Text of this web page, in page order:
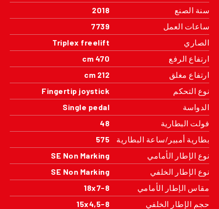
سنة الصنع
2018
ساعات العمل
7739
الصاري
Triplex freelift
ارتفاع الرفع
470 cm
ارتفاع مغلق
212 cm
نوع التحكم
Fingertip joystick
الدواسة
Single pedal
فولت البطارية
48
بطارية أمبير/ساعة البطارية
575
نوع الإطار الأمامي
SE Non Marking
نوع الإطار الخلفي
SE Non Marking
مقاس الإطار الأمامي
18x7-8
حجم الإطار الخلفي
15x4,5-8